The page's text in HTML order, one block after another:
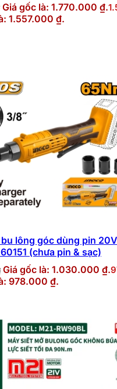
Giá gốc là: 1.770.000 ₫.
1.557.000 ₫.
lông góc dùng pin
(chưa pin & sạc)
Giá gốc là: 1.030.000 ₫.
978.000 ₫.